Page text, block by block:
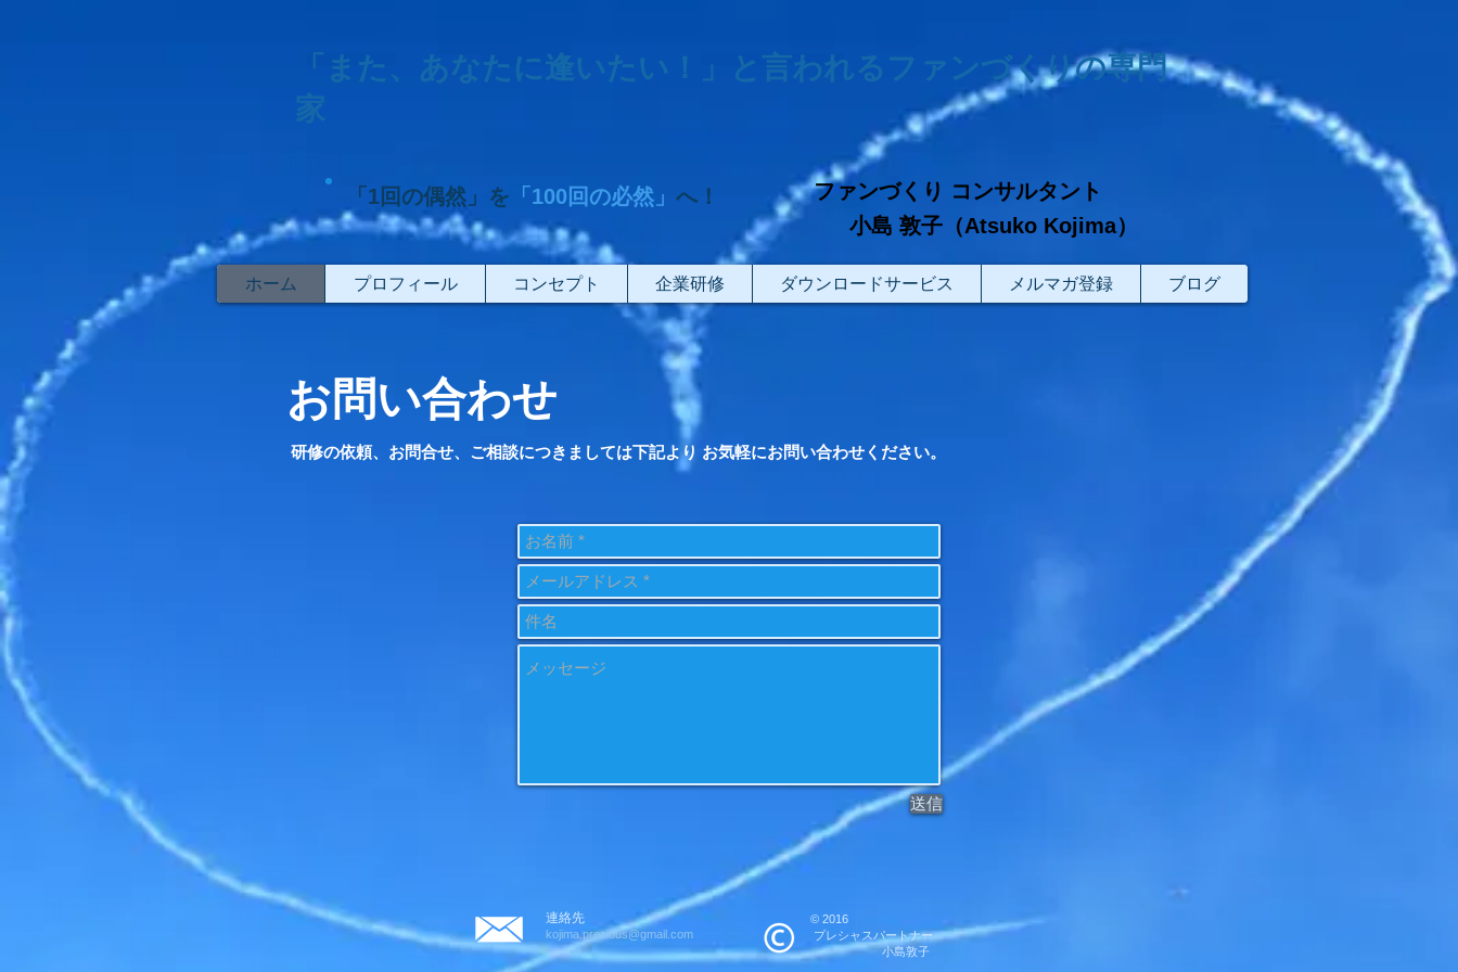
「また、あなたに逢いたい！」と言われるファンづくりの専門
「1回の偶然」を 「100回の必然」 へ！
ファンづくり コンサルタント
小島 敦子（Atsuko Kojima）
ホーム プロフィール コンセプト 企業研修 ダウンロードサービス メルマガ登録 ブログ
お問い合わせ
研修の依頼、お問合せ、ご相談につきましては下記より お気軽にお問い合わせください。
送信
連絡先
kojima.precious@gmail.com
© 2016
プレシャスパートナー
小島敦子